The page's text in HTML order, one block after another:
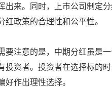
出来。同时，上市公司制定
红政策的合理性和公平性。
要注意的是，中期分红虽是
投资者。投资者在选择标的
好作出理性选择。